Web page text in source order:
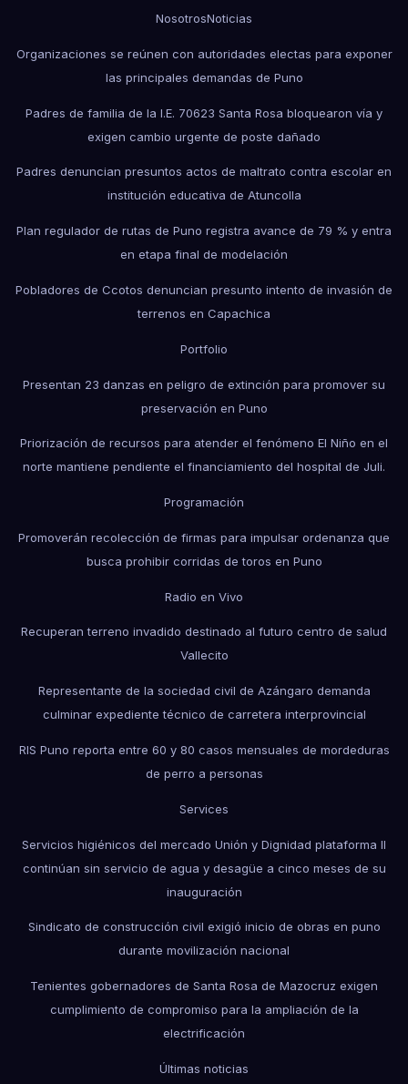
NosotrosNoticias
Organizaciones se reúnen con autoridades electas para exponer
las principales demandas de Puno
Padres de familia de la I.E. 70623 Santa Rosa bloquearon vía y
exigen cambio urgente de poste dañado
Padres denuncian presuntos actos de maltrato contra escolar en
institución educativa de Atuncolla
Plan regulador de rutas de Puno registra avance de 79 % y entra
en etapa final de modelación
Pobladores de Ccotos denuncian presunto intento de invasión de
terrenos en Capachica
Portfolio
Presentan 23 danzas en peligro de extinción para promover su
preservación en Puno
Priorización de recursos para atender el fenómeno El Niño en el
norte mantiene pendiente el financiamiento del hospital de Juli.
Programación
Promoverán recolección de firmas para impulsar ordenanza que
busca prohibir corridas de toros en Puno
Radio en Vivo
Recuperan terreno invadido destinado al futuro centro de salud
Vallecito
Representante de la sociedad civil de Azángaro demanda
culminar expediente técnico de carretera interprovincial
RIS Puno reporta entre 60 y 80 casos mensuales de mordeduras
de perro a personas
Services
Servicios higiénicos del mercado Unión y Dignidad plataforma II
continúan sin servicio de agua y desagüe a cinco meses de su
inauguración
Sindicato de construcción civil exigió inicio de obras en puno
durante movilización nacional
Tenientes gobernadores de Santa Rosa de Mazocruz exigen
cumplimiento de compromiso para la ampliación de la
electrificación
Últimas noticias